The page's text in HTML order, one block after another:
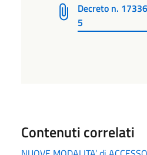
Decreto n.
5
Contenuti correlati